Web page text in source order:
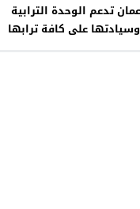
تدعم الوحدة الترابية
على كافة ترابها